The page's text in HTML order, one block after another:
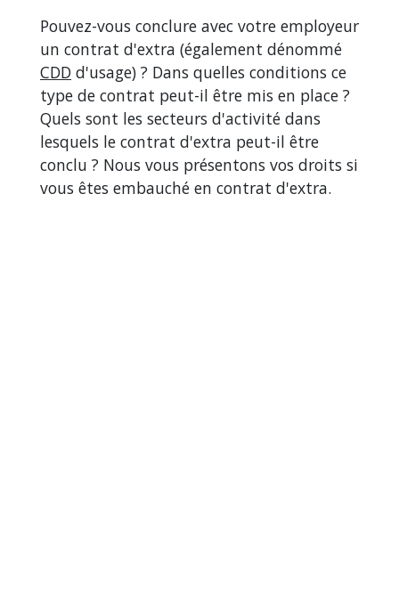
Pouvez-vous conclure avec votre employeur
un contrat d'extra (également dénommé
CDD d'usage) ? Dans quelles conditions ce
type de contrat peut-il être mis en place ?
Quels sont les secteurs d'activité dans
lesquels le contrat d'extra peut-il être
conclu ? Nous vous présentons vos droits si
vous êtes embauché en contrat d'extra.